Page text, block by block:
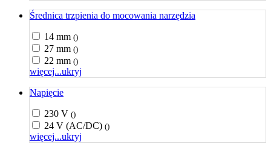
Średnica trzpienia do mocowania narzędzia
14 mm ()
27 mm ()
22 mm ()
więcej...ukryj
Napięcie
230 V ()
24 V (AC/DC) ()
więcej...ukryj